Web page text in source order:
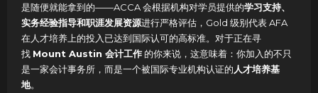
是随便就能拿到的——ACCA 会根据机构对学员提供的学习支持、
实务经验指导和职涯发展资源进行严格评估，Gold 级别代表 AFA
在人才培养上的投入已达到国际认可的高标准。对于正在寻
找 Mount Austin 会计工作 的你来说，这意味着：你加入的不只
是一家会计事务所，而是一个被国际专业机构认证的 人才培养基
地。